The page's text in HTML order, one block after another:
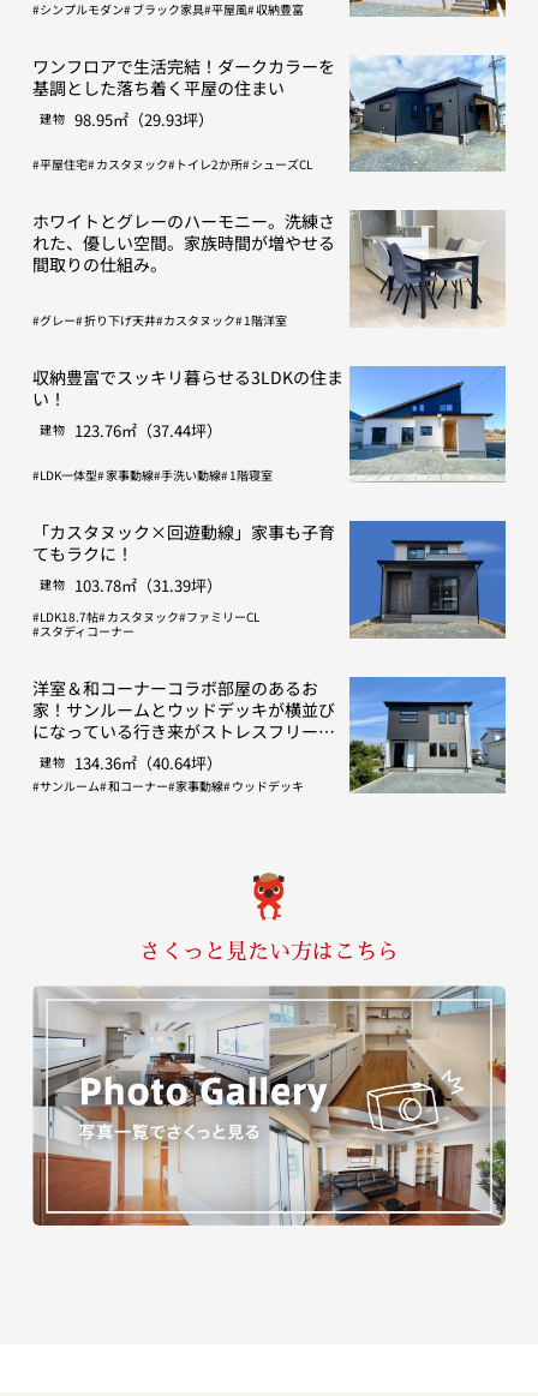
シンプルモダン ブラック家具 平屋風 収納豊富
ワンフロアで生活完結！ダークカラーを
基調とした落ち着く平屋の住まい
建物 98.95㎡（29.93坪）
平屋住宅 カスタヌック トイレ2か所 シューズCL
ホワイトとグレーのハーモニー。洗練さ
れた、優しい空間。家族時間が増やせる
間取りの仕組み。
グレー 折り下げ天井 カスタヌック 1階洋室
収納豊富でスッキリ暮らせる3LDKの住ま
い！
建物 123.76㎡（37.44坪）
LDK一体型 家事動線 手洗い動線 1階寝室
「カスタヌック×回遊動線」家事も子育
てもラクに！
建物 103.78㎡（31.39坪）
LDK18.7帖 カスタヌック ファミリーCL
スタディコーナー
洋室＆和コーナーコラボ部屋のあるお
家！サンルームとウッドデッキが横並び
になっている行き来がストレスフリーな
間取り
建物 134.36㎡（40.64坪）
サンルーム 和コーナー 家事動線 ウッドデッキ
さくっと見たい方はこちら